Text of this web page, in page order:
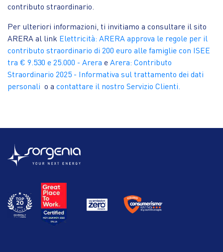
contributo straordinario.
Per ulteriori informazioni, ti invitiamo a consultare il sito
ARERA al link Elettricità: ARERA approva le regole per il
contributo straordinario di 200 euro alle famiglie con ISEE
tra € 9.530 e 25.000 - Arera eArera: Contributo
Straordinario 2025 - Informativa sul trattamento dei dati
personali o a contattare il nostro Servizio Clienti.